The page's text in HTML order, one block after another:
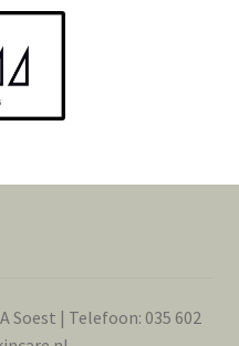
Soest | Telefoon: 035 602